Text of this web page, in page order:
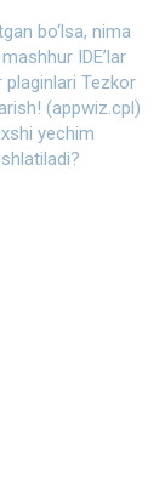
bo‘lsa, nima
IDE’lar
plaginlari Tezkor
(appwiz.cpl)
yechim